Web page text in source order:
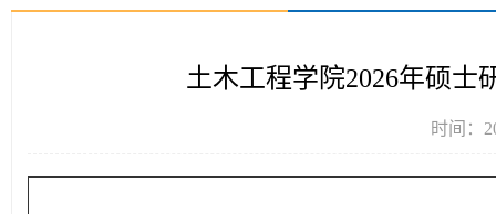
土木工程学院2026年硕士
时间：